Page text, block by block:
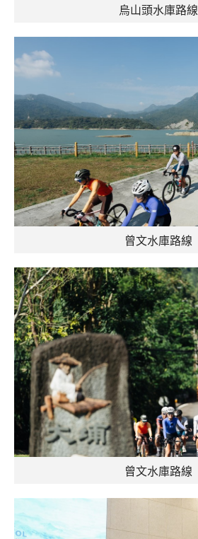
烏山頭水庫路線
曾文水庫路線
曾文水庫路線